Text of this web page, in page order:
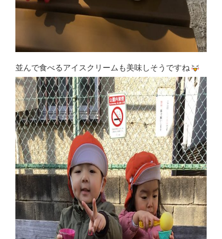
並んで食べるアイスクリームも美味しそうですね